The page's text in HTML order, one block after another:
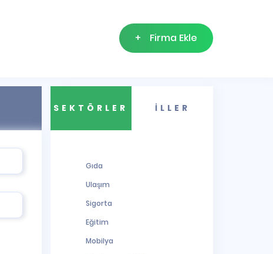
+ Firma Ekle
SEKTÖRLER İLLER
Gıda
Ulaşım
Sigorta
Eğitim
Mobilya